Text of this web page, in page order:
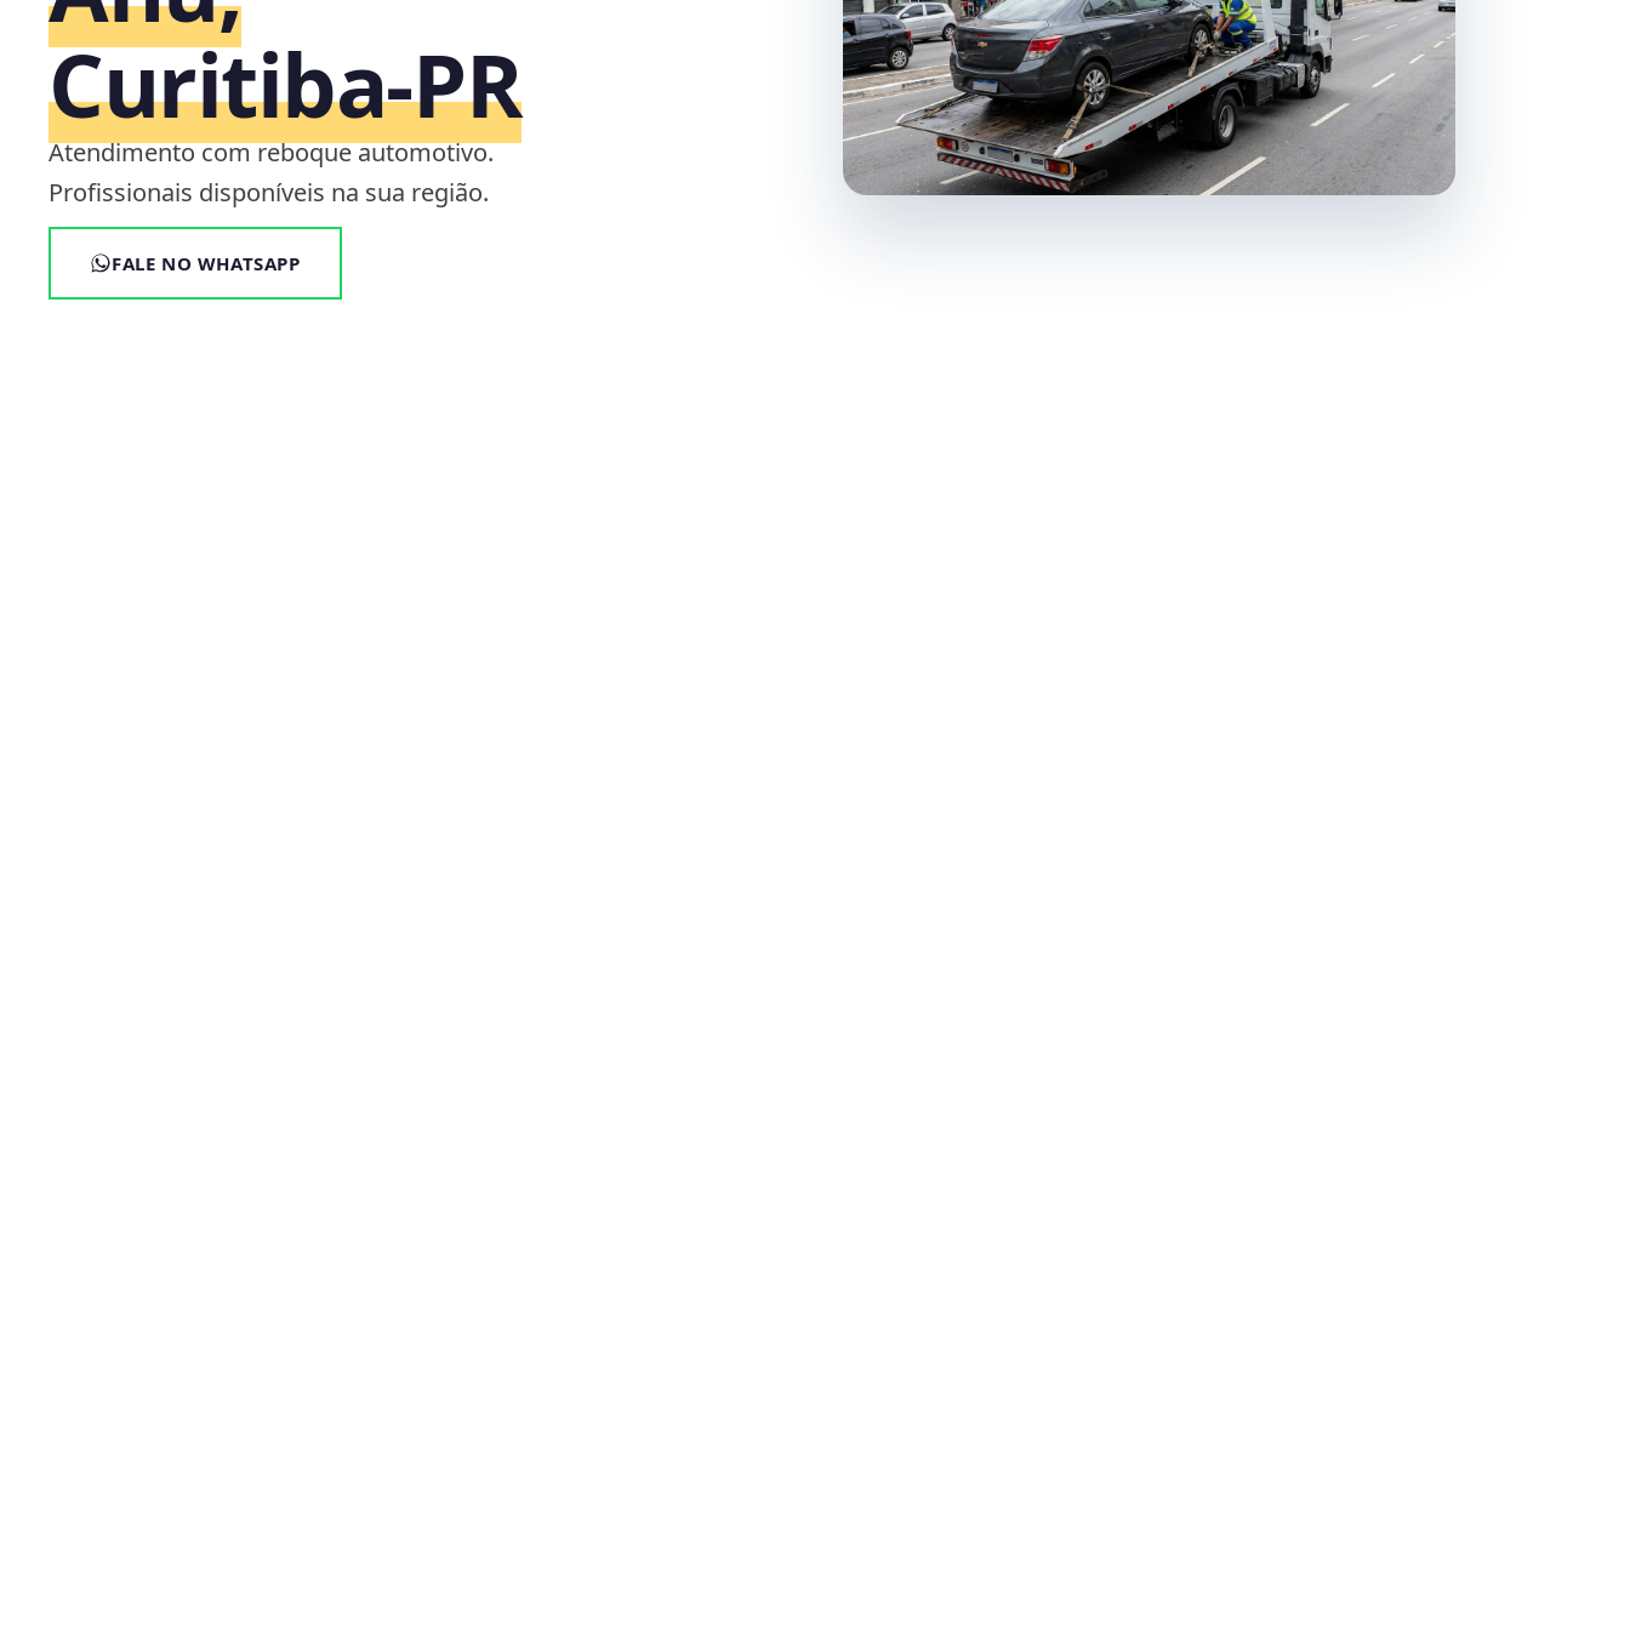
Curitiba‑PR
Atendimento com reboque automotivo.
Profissionais disponíveis na sua região.
FALE NO WHATSAPP